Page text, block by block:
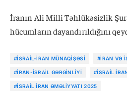
İranın Ali Milli Təhlükəsizlik
hücumların dayandırıldığını
#İSRAIL-İRAN MÜNAQIŞƏSI #İRAN VƏ
#İRAN-İSRAIL GƏRGINLIYI #İSRAIL
#İSRAIL İRAN ƏMƏLIYYATI 2025